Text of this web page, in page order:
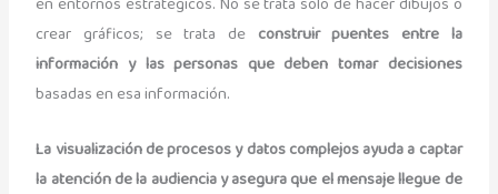
crear gráficos; se trata de construir puentes entre la
información y las personas que deben tomar decisiones
basadas en esa información.
La visualización de procesos y datos complejos ayuda a captar
la atención de la audiencia y asegura que el mensaje llegue de